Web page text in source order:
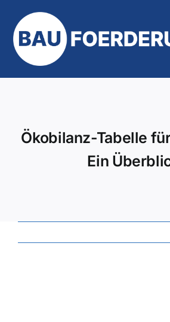
Inhalt
springen
Ökobilanz-Tabelle
Ein